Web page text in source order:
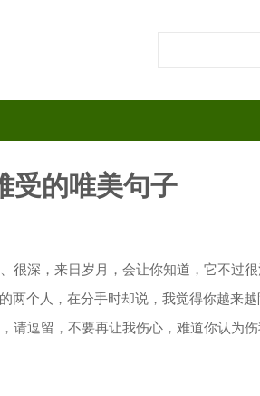
受的唯美句子
很深，来日岁月，会让你知道，它不过
个人，在分手时却说，我觉得你越来越
请逗留，不要再让我伤心，难道你认为